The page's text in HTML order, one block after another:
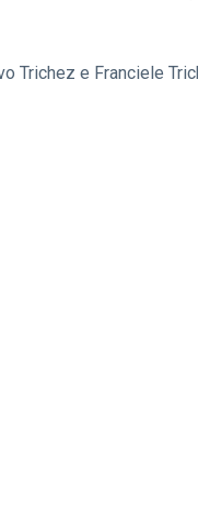
Trichez e Franciele